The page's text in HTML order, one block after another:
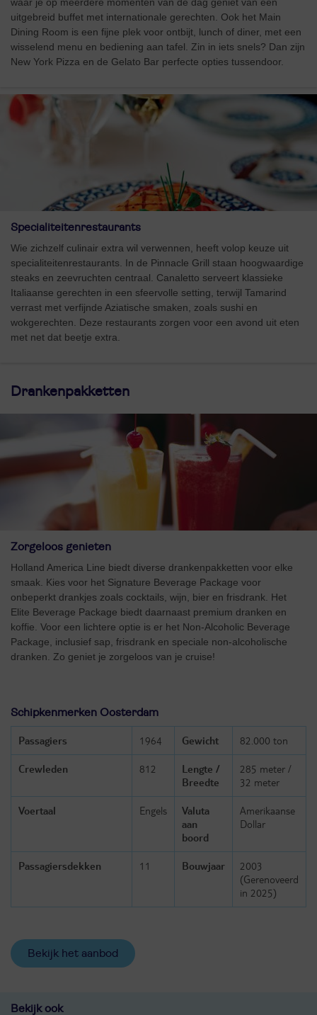
uitgebreid buffet met internationale gerechten. Ook het Main
Dining Room is een fijne plek voor ontbijt, lunch of diner, met een
wisselend menu en bediening aan tafel. Zin in iets snels? Dan zijn
New York Pizza en de Gelato Bar perfecte opties tussendoor.
Specialiteitenrestaurants
Wie zichzelf culinair extra wil verwennen, heeft volop keuze uit
specialiteitenrestaurants. In de Pinnacle Grill staan hoogwaardige
steaks en zeevruchten centraal. Canaletto serveert klassieke
Italiaanse gerechten in een sfeervolle setting, terwijl Tamarind
verrast met verfijnde Aziatische smaken, zoals sushi en
wokgerechten. Deze restaurants zorgen voor een avond uit eten
met net dat beetje extra.
Drankenpakketten
Zorgeloos genieten
Holland America Line biedt diverse drankenpakketten voor elke
smaak. Kies voor het Signature Beverage Package voor
onbeperkt drankjes zoals cocktails, wijn, bier en frisdrank. Het
Elite Beverage Package biedt daarnaast premium dranken en
koffie. Voor een lichtere optie is er het Non-Alcoholic Beverage
Package, inclusief sap, frisdrank en speciale non-alcoholische
dranken. Zo geniet je zorgeloos van je cruise!
Schipkenmerken Oosterdam
Passagiers 1964 Gewicht 82.000 ton
Crewleden 812
Lengte /
Breedte
285 meter /
32 meter
Voertaal Engels
Valuta
aan
boord
Amerikaanse
Dollar
Passagiersdekken 11 Bouwjaar
2003
(Gerenoveerd
in 2025)
Bekijk het aanbod
Bekijk ook